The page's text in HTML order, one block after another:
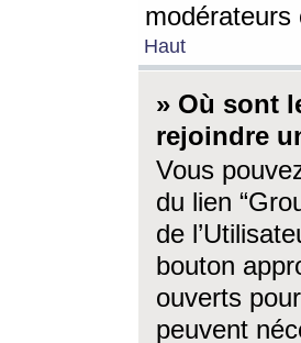
modérateurs
Haut
» Où sont
rejoindre
Vous
du lien
de
bouton
ouverts
peuvent